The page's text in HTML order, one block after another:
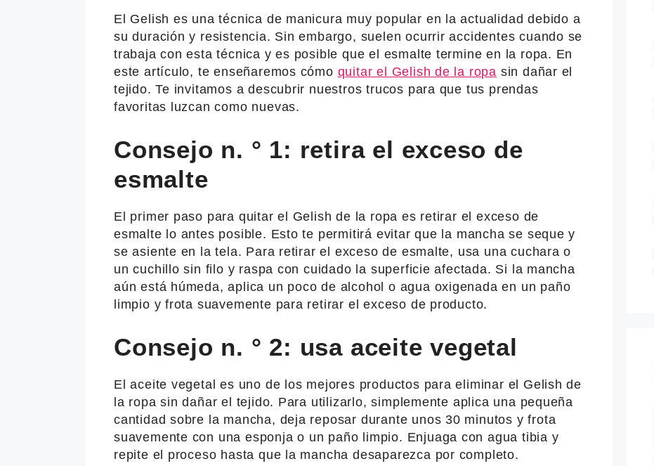
El Gelish es una técnica de manicura muy popular en la actualidad debido a
su duración y resistencia. Sin embargo, suelen ocurrir accidentes cuando se
trabaja con esta técnica y es posible que el esmalte termine en la ropa. En
este artículo, te enseñaremos cómo quitar el Gelish de la ropa sin dañar el
tejido. Te invitamos a descubrir nuestros trucos para que tus prendas
favoritas luzcan como nuevas.
Consejo n. ° 1: retira el exceso de
esmalte
El primer paso para quitar el Gelish de la ropa es retirar el exceso de
esmalte lo antes posible. Esto te permitirá evitar que la mancha se seque y
se asiente en la tela. Para retirar el exceso de esmalte, usa una cuchara o
un cuchillo sin filo y raspa con cuidado la superficie afectada. Si la mancha
aún está húmeda, aplica un poco de alcohol o agua oxigenada en un paño
limpio y frota suavemente para retirar el exceso de producto.
Consejo n. ° 2: usa aceite vegetal
El aceite vegetal es uno de los mejores productos para eliminar el Gelish de
la ropa sin dañar el tejido. Para utilizarlo, simplemente aplica una pequeña
cantidad sobre la mancha, deja reposar durante unos 30 minutos y frota
suavemente con una esponja o un paño limpio. Enjuaga con agua tibia y
repite el proceso hasta que la mancha desaparezca por completo.